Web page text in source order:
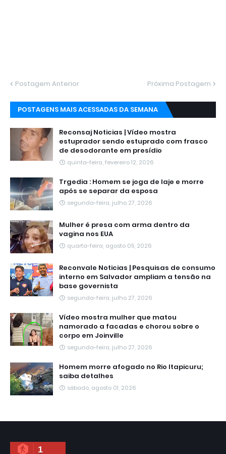
Postagem Anterior Próxima Postagem
POSTAGENS MAIS ACESSADAS DA SEMANA
Reconsaj Noticias | Vídeo mostra
estuprador sendo estuprado com frasco
de desodorante em presídio
quinta-feira, fevereiro 12, 2026
Trgedia : Homem se joga de laje e morre
após se separar da esposa
segunda-feira, julho 27, 2026
Mulher é presa com arma dentro da
vagina nos EUA
quarta-feira, agosto 05, 2026
Reconvale Noticias | Pesquisas de consumo
interno em Salvador ampliam a tensão na
base governista
segunda-feira, julho 27, 2026
Vídeo mostra mulher que matou
namorado a facadas e chorou sobre o
corpo em Joinville
segunda-feira, julho 27, 2026
Homem morre afogado no Rio Itapicuru;
saiba detalhes
sábado, agosto 01, 2026
1